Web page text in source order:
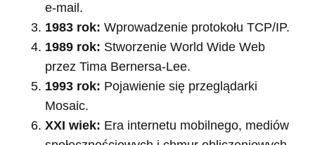
e-mail.
1983 rok: Wprowadzenie protokołu TCP/IP.
1989 rok: Stworzenie World Wide Web
przez Tima Bernersa-Lee.
1993 rok: Pojawienie się przeglądarki
Mosaic.
XXI wiek: Era internetu mobilnego, mediów